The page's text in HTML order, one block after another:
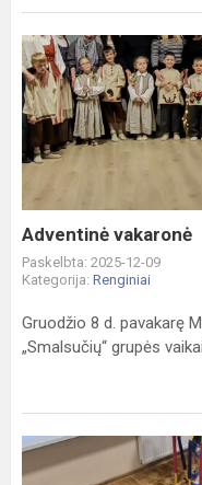
Adventinė
vakaronė
Adventinė vakaronė
Paskelbta: 2025-12-09
Kategorija: Renginiai
Gruodžio 8 d. pavakarę
„Smalsučių“ grupės
Vaikų
judėjimo